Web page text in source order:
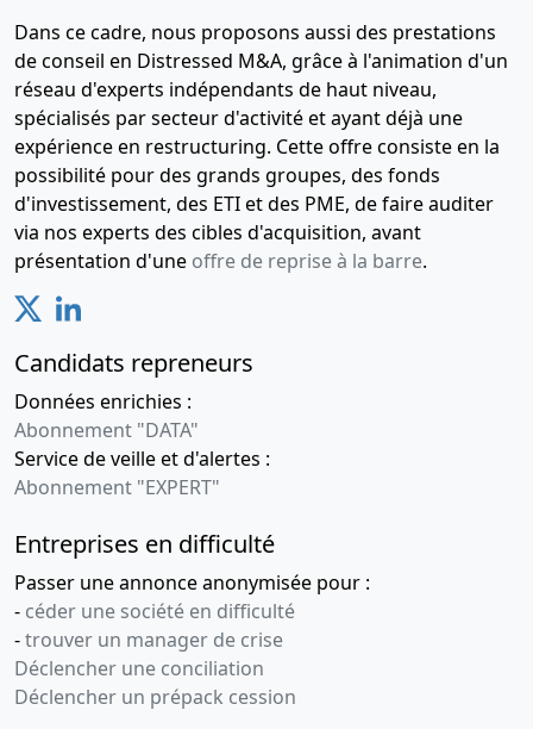
Dans ce cadre, nous proposons aussi des prestations
de conseil en Distressed M&A, grâce à l'animation d'un
réseau d'experts indépendants de haut niveau,
spécialisés par secteur d'activité et ayant déjà une
expérience en restructuring. Cette offre consiste en la
possibilité pour des grands groupes, des fonds
d'investissement, des ETI et des PME, de faire auditer
via nos experts des cibles d'acquisition, avant
présentation d'une offre de reprise à la barre.
Candidats repreneurs
Données enrichies :
Abonnement "DATA"
Service de veille et d'alertes :
Abonnement "EXPERT"
Entreprises en difficulté
Passer une annonce anonymisée pour :
- céder une société en difficulté
-trouver un manager de crise
Déclencher une conciliation
Déclencher un prépack cession